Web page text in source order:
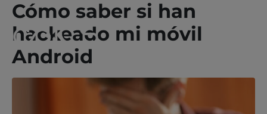
Cómo saber si han
hackeado mi móvil
Android